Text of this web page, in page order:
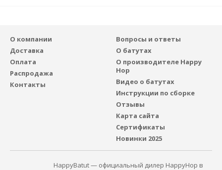
О компании
Доставка
Оплата
Распродажа
Контакты
Вопросы и ответы
О батутах
О производителе Happy
Hop
Видео о батутах
Инструкции по сборке
Отзывы
Карта сайта
Сертификаты
Новинки 2025
HappyBatut — официальный дилер HappyHop в